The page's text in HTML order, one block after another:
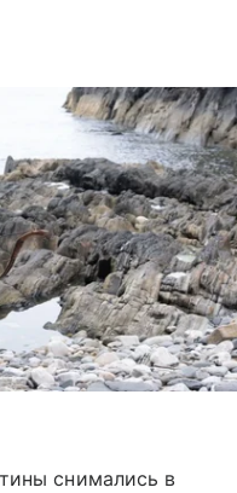
снимались в